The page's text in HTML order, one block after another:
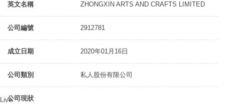
英文名稱 ZHONGXIN ARTS AND CRAFTS LIMITED
公司編號 2912781
成立日期 2020年01月16日
公司類別 私人股份有限公司
公司現狀
Live